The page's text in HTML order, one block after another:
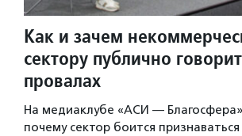
Как и зачем
сектору публично
провалах
На медиаклубе «АСИ —
почему сектор боится признаваться